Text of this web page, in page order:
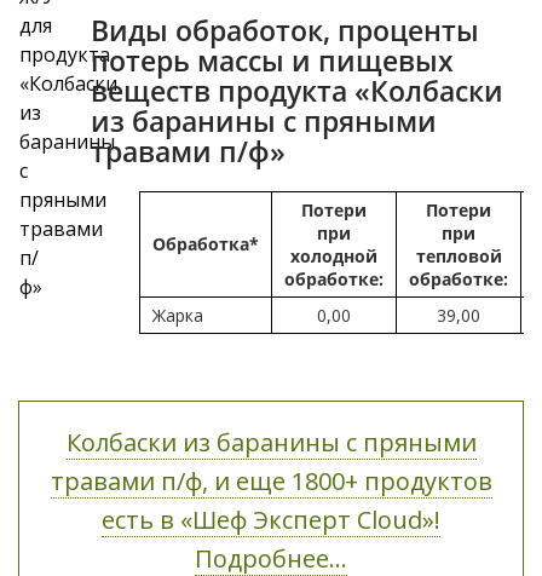
Виды обработок, проценты
потерь массы и пищевых
веществ продукта «Колбаски
из баранины с пряными
травами п/ф»
Обработка*
Потери
при
холодной
обработке:
Потери
при
тепловой
обработке:
Жарка
0,00 39,00
Колбаски из баранины с пряными
травами п/ф, и еще 1800+ продуктов
есть в «Шеф Эксперт Cloud»!
Подробнее...